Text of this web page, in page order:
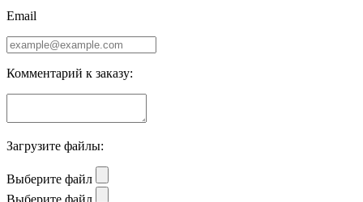
Email
Комментарий к заказу:
Загрузите файлы:
Выберите файл
Выберите файл